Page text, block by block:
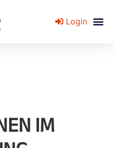
Login
IM